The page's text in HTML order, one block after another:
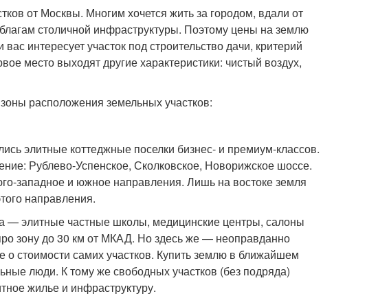
от Москвы. Многим хочется жить за городом, вдали от
столичной инфраструктуры. Поэтому цены на землю
интересует участок под строительство дачи, критерий
место выходят другие характеристики: чистый воздух,
расположения земельных участков:
элитные коттеджные поселки бизнес- и премиум-классов.
Рублево-Успенское, Сколковское, Новорижское шоссе.
западное и южное направления. Лишь на востоке земля
направления.
— элитные частные школы, медицинские центры, салоны
зону до 30 км от МКАД. Но здесь же — неоправданно
стоимости самих участков. Купить землю в ближайшем
люди. К тому же свободных участков (без подряда)
жилье и инфраструктуру.